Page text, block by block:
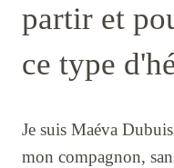
partir et
ce type
Je suis Maéva
mon compagnon,